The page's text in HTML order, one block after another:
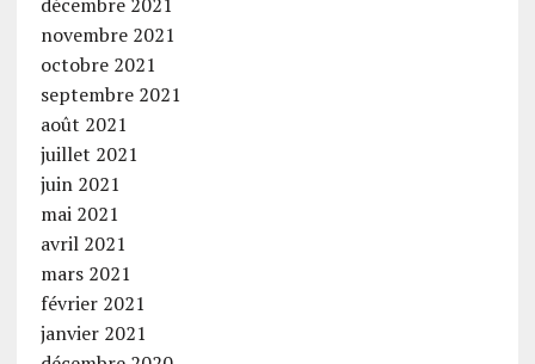
novembre 2021
octobre 2021
septembre 2021
août 2021
juillet 2021
juin 2021
mai 2021
avril 2021
mars 2021
février 2021
janvier 2021